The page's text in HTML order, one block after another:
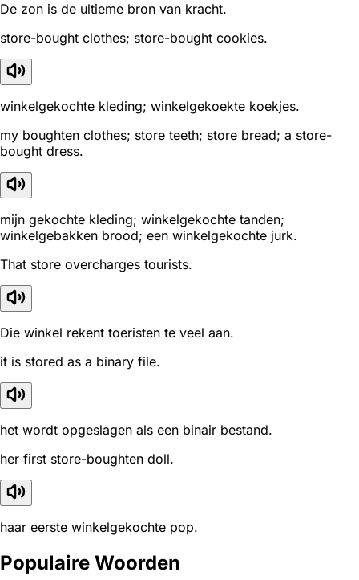
De zon is de ultieme bron van kracht.
store-bought clothes; store-bought cookies.
winkelgekochte kleding; winkelgekoekte koekjes.
my boughten clothes; store teeth; store bread; a store-
bought dress.
mijn gekochte kleding; winkelgekochte tanden;
winkelgebakken brood; een winkelgekochte jurk.
That store overcharges tourists.
Die winkel rekent toeristen te veel aan.
it is stored as a binary file.
het wordt opgeslagen als een binair bestand.
her first store-boughten doll.
haar eerste winkelgekochte pop.
Populaire Woorden